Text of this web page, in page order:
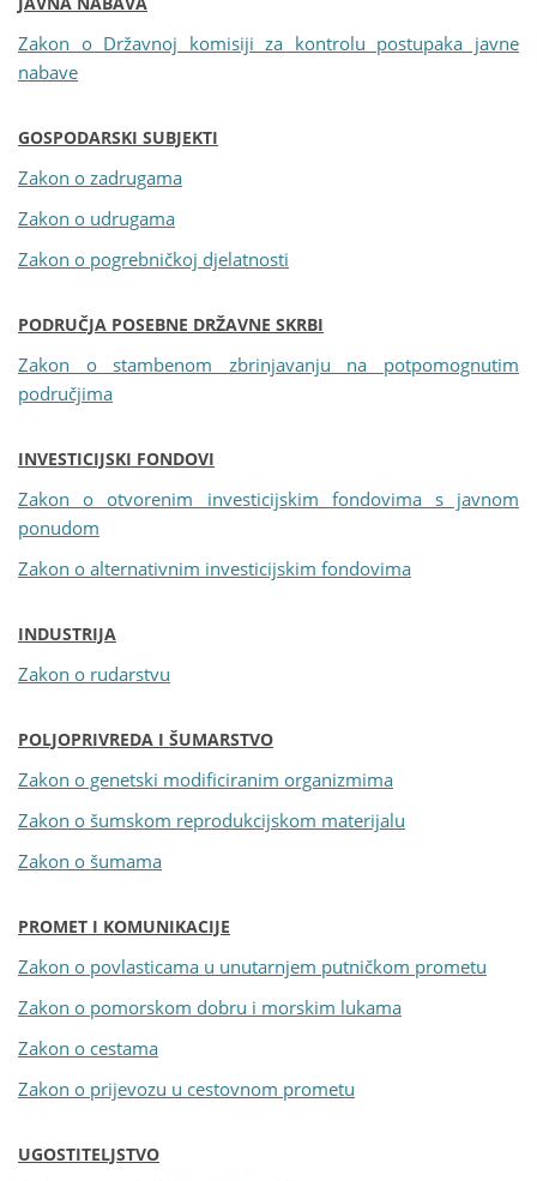
Zakon o Državnoj komisiji za kontrolu postupaka javne
nabave
GOSPODARSKI SUBJEKTI
Zakon o zadrugama
Zakon o udrugama
Zakon o pogrebničkoj djelatnosti
PODRUČJA POSEBNE DRŽAVNE SKRBI
Zakon o stambenom zbrinjavanju na potpomognutim
područjima
INVESTICIJSKI FONDOVI
Zakon o otvorenim investicijskim fondovima s javnom
ponudom
Zakon o alternativnim investicijskim fondovima
INDUSTRIJA
Zakon o rudarstvu
POLJOPRIVREDA I ŠUMARSTVO
Zakon o genetski modificiranim organizmima
Zakon o šumskom reprodukcijskom materijalu
Zakon o šumama
PROMET I KOMUNIKACIJE
Zakon o povlasticama u unutarnjem putničkom prometu
Zakon o pomorskom dobru i morskim lukama
Zakon o cestama
Zakon o prijevozu u cestovnom prometu
UGOSTITELJSTVO